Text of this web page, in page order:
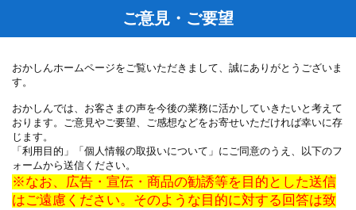
ご意見・ご要望
おかしんホームページをご覧いただきまして、誠にありがとうございま
す。
おかしんでは、お客さまの声を今後の業務に活かしていきたいと考えて
おります。ご意見やご要望、ご感想などをお寄せいただければ幸いに存
じます。
「利用目的」「個人情報の取扱いについて」にご同意のうえ、以下のフ
ォームから送信ください。
※なお、広告・宣伝・商品の勧誘等を目的とした送信
はご遠慮ください。そのような目的に対する回答は致